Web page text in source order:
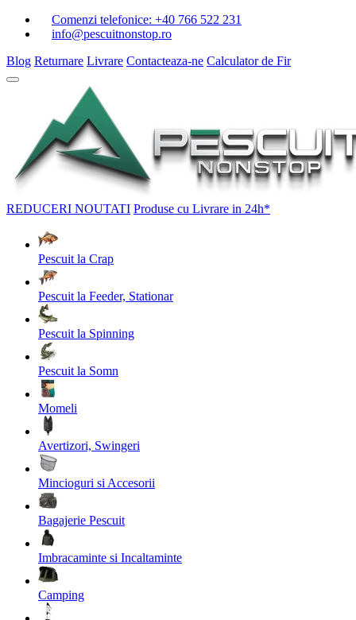
Comenzi telefonice: +40 766 522 231
info@pescuitnonstop.ro
Blog Returnare Livrare Contacteaza-ne Calculator de Fir
REDUCERI NOUTATI Produse cu Livrare in 24h*
Pescuit la Crap
Pescuit la Feeder, Stationar
Pescuit la Spinning
Pescuit la Somn
Momeli
Avertizori, Swingeri
Mincioguri si Accesorii
Bagajerie Pescuit
Imbracaminte si Incaltaminte
Camping